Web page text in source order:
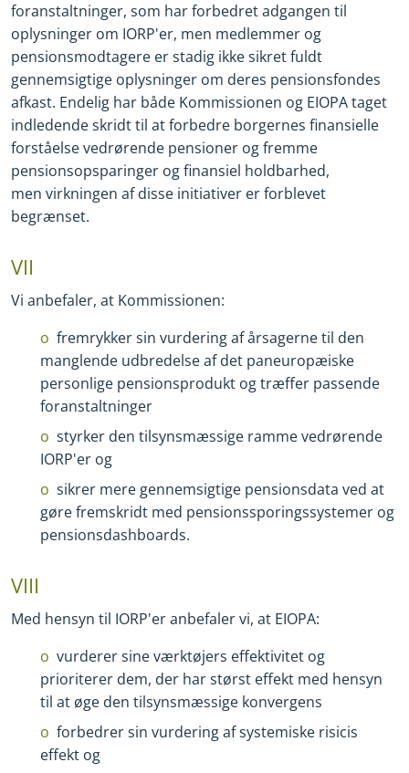
foranstaltninger, som har forbedret adgangen til
oplysninger om IORP'er, men medlemmer og
pensionsmodtagere er stadig ikke sikret fuldt
gennemsigtige oplysninger om deres pensionsfondes
afkast. Endelig har både Kommissionen og EIOPA taget
indledende skridt til at forbedre borgernes finansielle
forståelse vedrørende pensioner og fremme
pensionsopsparinger og finansiel holdbarhed,
men virkningen af disse initiativer er forblevet
begrænset.
VII
Vi anbefaler, at Kommissionen:
fremrykker sin vurdering af årsagerne til den
manglende udbredelse af det paneuropæiske
personlige pensionsprodukt og træffer passende
foranstaltninger
styrker den tilsynsmæssige ramme vedrørende
IORP'er og
sikrer mere gennemsigtige pensionsdata ved at
gøre fremskridt med pensionssporingssystemer og
pensionsdashboards.
VIII
Med hensyn til IORP'er anbefaler vi, at EIOPA:
vurderer sine værktøjers effektivitet og
prioriterer dem, der har størst effekt med hensyn
til at øge den tilsynsmæssige konvergens
forbedrer sin vurdering af systemiske risicis
effekt og